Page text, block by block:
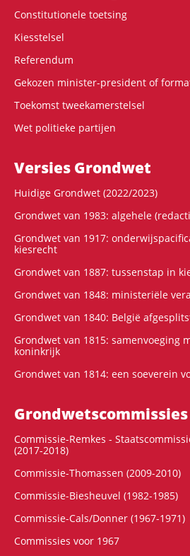
Constitutionele toetsing
Kiesstelsel
Referendum
Gekozen minister-president of
Toekomst tweekamerstelsel
Wet politieke partijen
Versies Grondwet
Huidige Grondwet (2022/2023)
Grondwet van 1983: algehele
Grondwet van 1917:
kiesrecht
Grondwet van 1887: tussenstap in
Grondwet van 1848: ministeriële
Grondwet van 1840: België
Grondwet van 1815: samenvoeging
koninkrijk
Grondwet van 1814: een soeverein
Grondwets­commissies
Commissie-Remkes -
(2017-2018)
Commissie-Thomassen (2009-2010)
Commissie-Biesheuvel (1982-1985)
Commissie-Cals/Donner (1967-1971)
Commissies voor 1967